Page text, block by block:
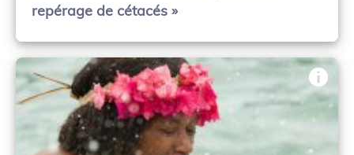
repérage de cétacés »